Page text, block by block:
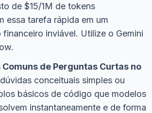
de $15/1M de tokens
essa tarefa rápida em um
financeiro inviável. Utilize o Gemini
de Perguntas Curtas no
conceituais simples ou
básicos de código que modelos
instantaneamente e de forma